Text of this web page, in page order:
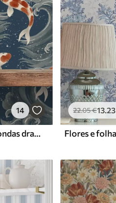
14
Peixes koi nadando entre ondas dramáticas do oceano
22.05€13.23